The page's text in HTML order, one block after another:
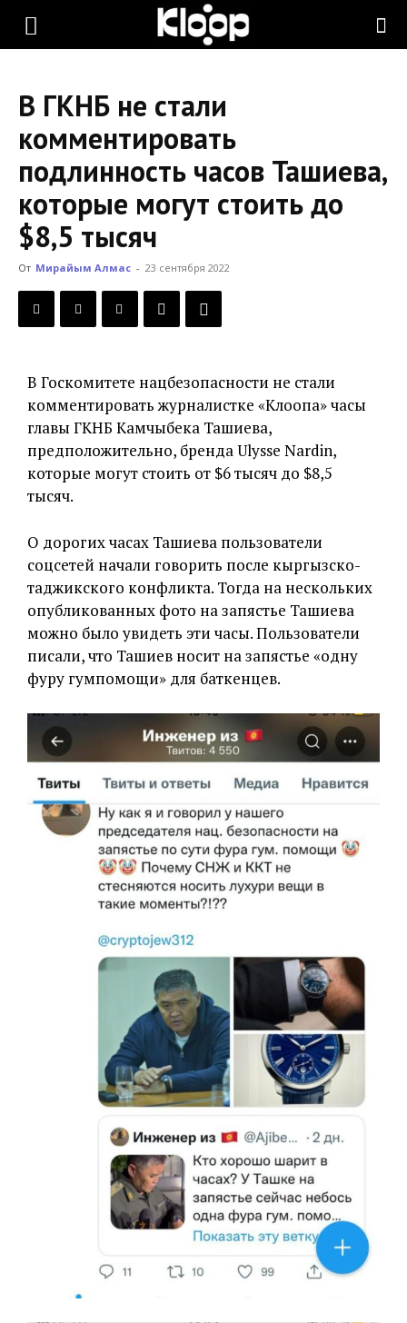
KLOOP.KG
Новости
Кыргызстана
В ГКНБ не стали
комментировать
подлинность часов Ташиева,
которые могут стоить до
$8,5 тысяч
От Мирайым Алмас - 23 сентября 2022
В Госкомитете нацбезопасности не стали
комментировать журналистке «Клоопа» часы
главы ГКНБ Камчыбека Ташиева,
предположительно, бренда Ulysse Nardin,
которые могут стоить от $6 тысяч до $8,5
тысяч.
О дорогих часах Ташиева пользователи
соцсетей начали говорить после кыргызско-
таджикского конфликта. Тогда на нескольких
опубликованных фото на запястье Ташиева
можно было увидеть эти часы. Пользователи
писали, что Ташиев носит на запястье «одну
фуру гумпомощи» для баткенцев.